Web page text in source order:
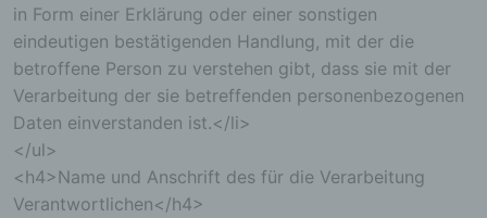
in Form einer Erklärung oder einer sonstigen
eindeutigen bestätigenden Handlung, mit der die
betroffene Person zu verstehen gibt, dass sie mit der
Verarbeitung der sie betreffenden personenbezogenen
Daten einverstanden ist.</li>
</ul>
<h4>Name und Anschrift des für die Verarbeitung
Verantwortlichen</h4>